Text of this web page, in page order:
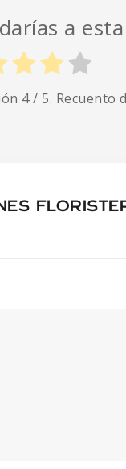
a
4/ 5. Recuento